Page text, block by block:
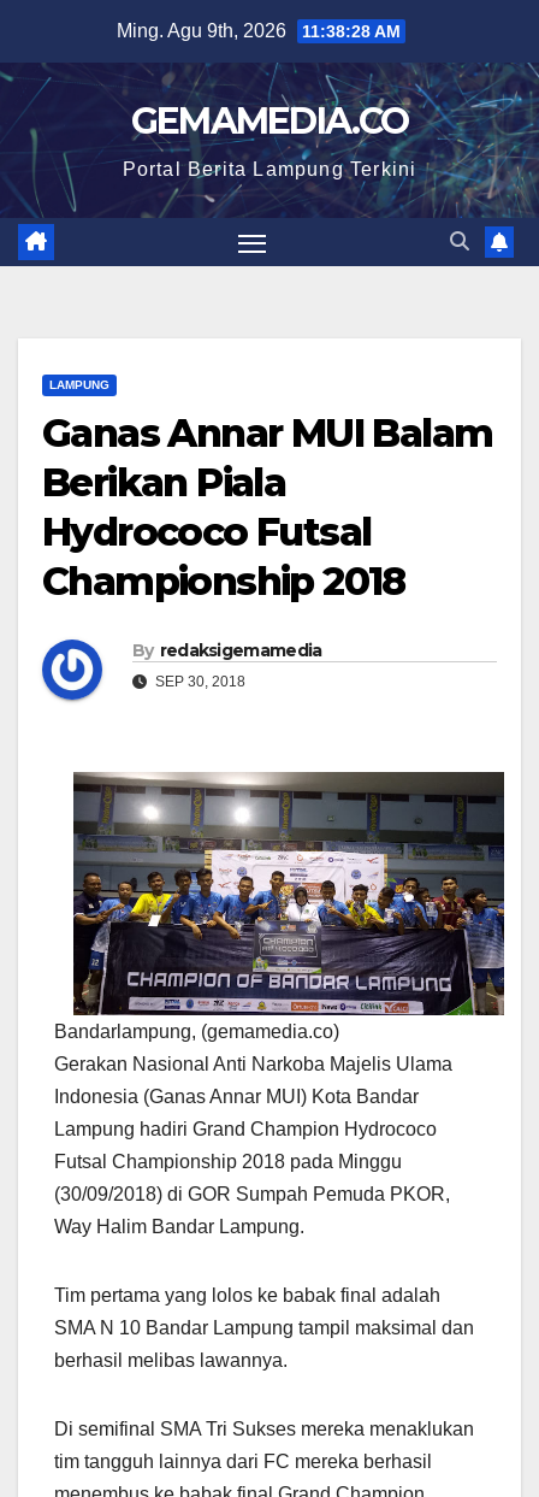
content
Ming. Agu 9th, 2026 11:38:29 AM
GEMAMEDIA.CO
Portal Berita Lampung Terkini
LAMPUNG
Ganas Annar MUI Balam
Berikan Piala
Hydrococo Futsal
Championship 2018
By redaksigemamedia
SEP 30, 2018
Bandarlampung, (gemamedia.co)
Gerakan Nasional Anti Narkoba Majelis Ulama
Indonesia (Ganas Annar MUI) Kota Bandar
Lampung hadiri Grand Champion Hydrococo
Futsal Championship 2018 pada Minggu
(30/09/2018) di GOR Sumpah Pemuda PKOR,
Way Halim Bandar Lampung.
Tim pertama yang lolos ke babak final adalah
SMA N 10 Bandar Lampung tampil maksimal dan
berhasil melibas lawannya.
Di semifinal SMA Tri Sukses mereka menaklukan
tim tangguh lainnya dari FC mereka berhasil